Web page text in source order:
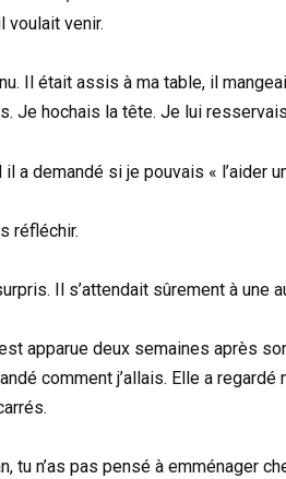
voulait venir.
Il était assis à ma table, il
Je hochais la tête. Je lui
il a demandé si je pouvais « l’aider
réfléchir.
Il s’attendait sûrement à une
apparue deux semaines après
comment j’allais. Elle a
tu n’as pas pensé à emménager